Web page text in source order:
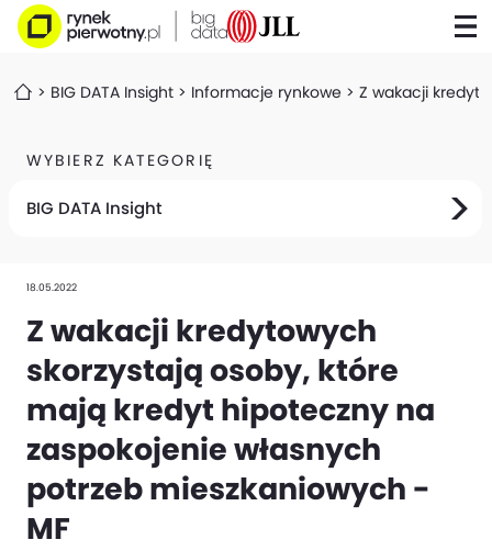
BIG DATA Insight Informacje rynkowe Z wakacji
WYBIERZ KATEGORIĘ
BIG DATA Insight
18.05.2022
Z wakacji kredytowych
skorzystają osoby, które
mają kredyt hipoteczny na
zaspokojenie własnych
potrzeb mieszkaniowych -
MF